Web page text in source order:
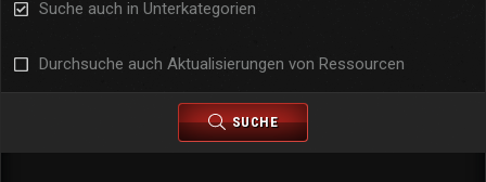
Suche auch in Unterkategorien
Durchsuche auch Aktualisierungen von Ressourcen
SUCHE